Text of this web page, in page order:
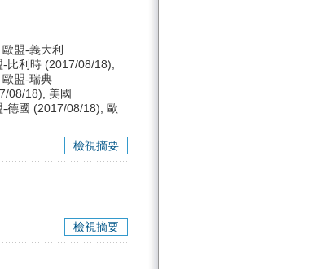
盟-義大利
利時 (2017/08/18),
盟-瑞典
08/18), 美國
德國 (2017/08/18), 歐
檢視摘要
檢視摘要